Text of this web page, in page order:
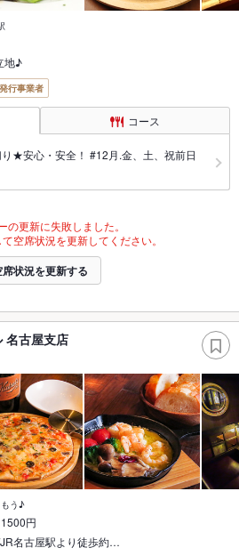
地♪
行事業者
コース
★安心・安全！ #12月.金、土、祝前日
の更新に失敗しました。
空席状況を更新してください。
席状況を更新する
名古屋支店
う♪
円
名古屋駅より徒歩約…